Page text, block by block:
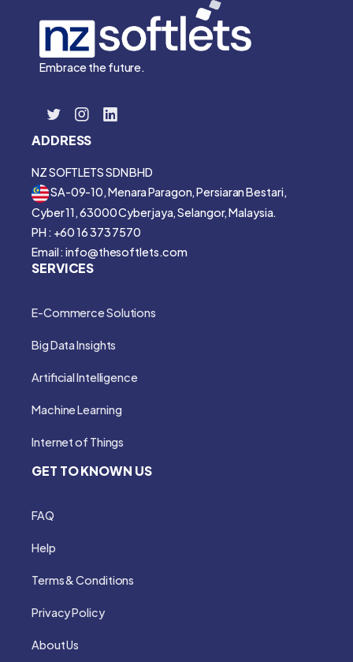
Embrace the future.
ADDRESS
NZ SOFTLETS SDN BHD
SA-09-10, Menara Paragon, Persiaran Bestari,
Cyber 11, 63000 Cyberjaya, Selangor, Malaysia.
PH : +60 16 373 7570
Email : info@thesoftlets.com
SERVICES
E-Commerce Solutions
Big Data Insights
Artificial Intelligence
Machine Learning
Internet of Things
GET TO KNOWN US
FAQ
Help
Terms & Conditions
Privacy Policy
About Us